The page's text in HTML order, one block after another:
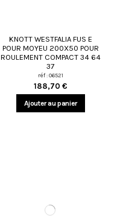
KNOTT WESTFALIA FUS E
POUR MOYEU 200X50 POUR
ROULEMENT COMPACT 34 64
37
réf : 06521
188,70 €
Ajouter au panier